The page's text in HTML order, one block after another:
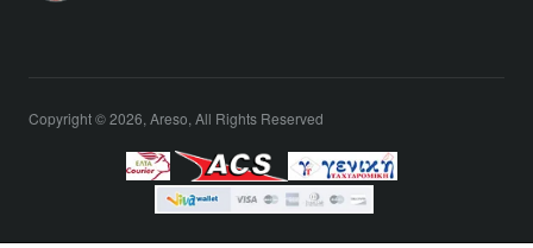
Copyright © 2026, Areso, All Rights Reserved